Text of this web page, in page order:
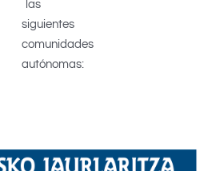
las
siguientes
comunidades
autónomas: